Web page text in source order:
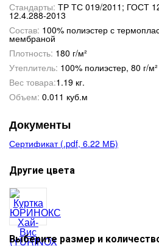
Стандарты: ТР ТС 019/2011; ГОСТ
12.4.288-2013
Состав: 100% полиэстер с
мембраной
Плотность: 180 г/м²
Утеплитель: 100% полиэстер, 80 г/м²
Вес товара:1.19 кг.
Объем: 0.011 куб.м
Документы
Сертификат (.pdf, 6.22 МБ)
Другие цвета
Выберите размер и